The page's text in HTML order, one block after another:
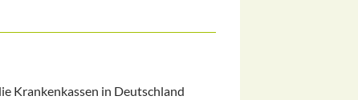
Krankenkassen in Deutschland